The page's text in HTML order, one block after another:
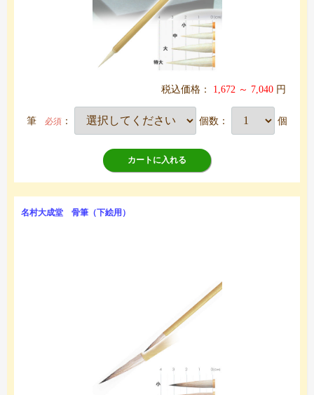
税込価格： 1,672 ～ 7,040 円
筆 必須 ： 個数： 個
カートに入れる
名村大成堂 骨筆（下絵用）